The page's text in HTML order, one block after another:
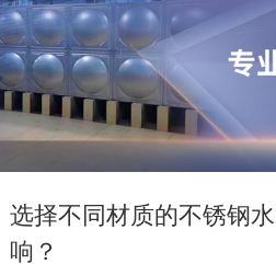
选择不同材质的不锈钢
响？